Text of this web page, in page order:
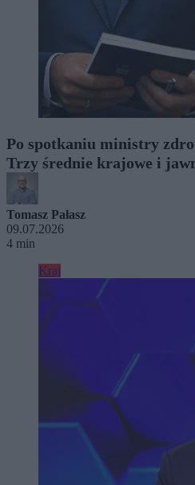
Po spotkaniu ministry
Trzy średnie krajowe i
Tomasz Pałasz
09.07.2026
4 min
Kraj